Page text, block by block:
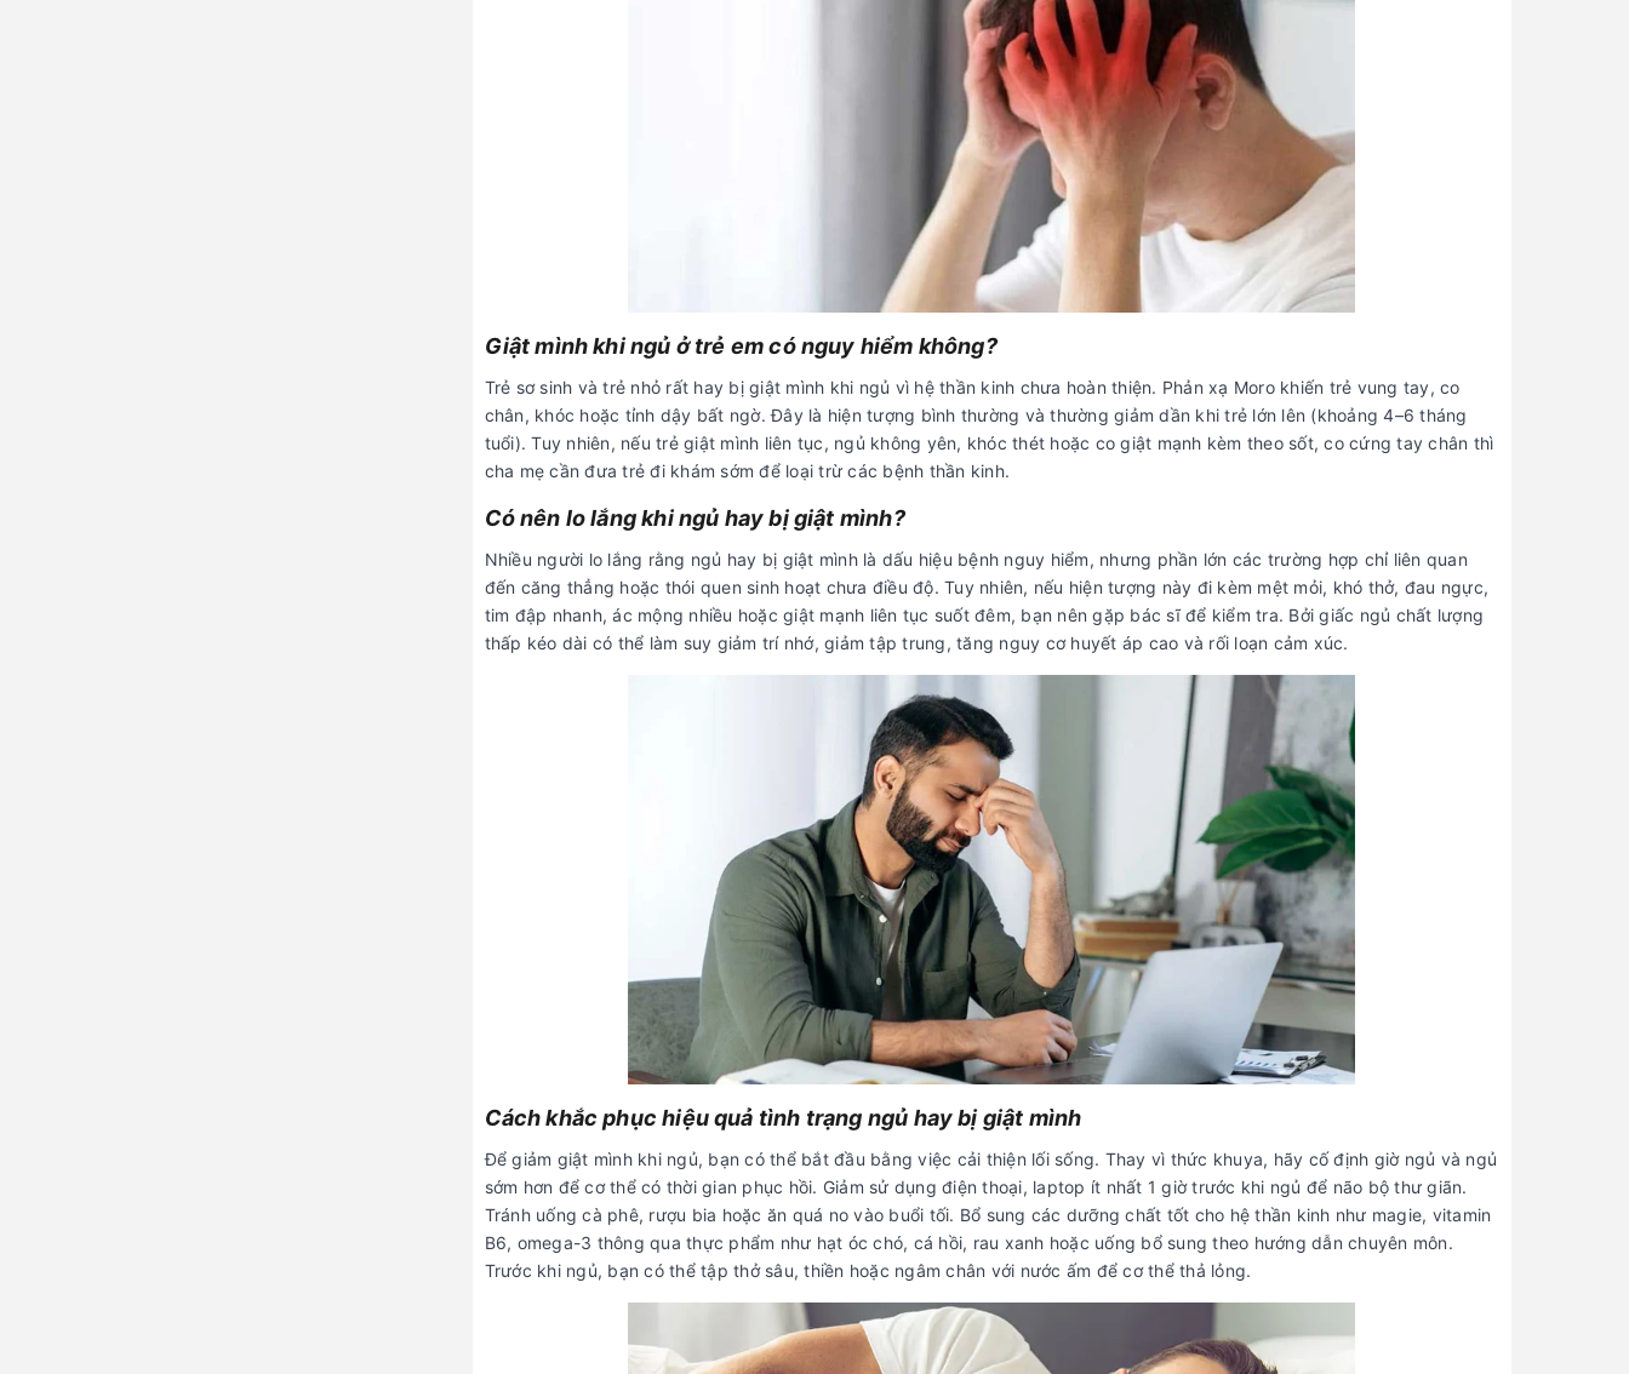
Giật mình khi ngủ ở trẻ em có nguy hiểm không?
Trẻ sơ sinh và trẻ nhỏ rất hay bị giật mình khi ngủ vì hệ thần kinh chưa hoàn thiện. Phản xạ Moro khiến trẻ vung tay, co
chân, khóc hoặc tỉnh dậy bất ngờ. Đây là hiện tượng bình thường và thường giảm dần khi trẻ lớn lên (khoảng 4–6 tháng
tuổi). Tuy nhiên, nếu trẻ giật mình liên tục, ngủ không yên, khóc thét hoặc co giật mạnh kèm theo sốt, co cứng tay chân thì
cha mẹ cần đưa trẻ đi khám sớm để loại trừ các bệnh thần kinh.
Có nên lo lắng khi ngủ hay bị giật mình?
Nhiều người lo lắng rằng ngủ hay bị giật mình là dấu hiệu bệnh nguy hiểm, nhưng phần lớn các trường hợp chỉ liên quan
đến căng thẳng hoặc thói quen sinh hoạt chưa điều độ. Tuy nhiên, nếu hiện tượng này đi kèm mệt mỏi, khó thở, đau ngực,
tim đập nhanh, ác mộng nhiều hoặc giật mạnh liên tục suốt đêm, bạn nên gặp bác sĩ để kiểm tra. Bởi giấc ngủ chất lượng
thấp kéo dài có thể làm suy giảm trí nhớ, giảm tập trung, tăng nguy cơ huyết áp cao và rối loạn cảm xúc.
Cách khắc phục hiệu quả tình trạng ngủ hay bị giật mình
Để giảm giật mình khi ngủ, bạn có thể bắt đầu bằng việc cải thiện lối sống. Thay vì thức khuya, hãy cố định giờ ngủ và ngủ
sớm hơn để cơ thể có thời gian phục hồi. Giảm sử dụng điện thoại, laptop ít nhất 1 giờ trước khi ngủ để não bộ thư giãn.
Tránh uống cà phê, rượu bia hoặc ăn quá no vào buổi tối. Bổ sung các dưỡng chất tốt cho hệ thần kinh như magie, vitamin
B6, omega-3 thông qua thực phẩm như hạt óc chó, cá hồi, rau xanh hoặc uống bổ sung theo hướng dẫn chuyên môn.
Trước khi ngủ, bạn có thể tập thở sâu, thiền hoặc ngâm chân với nước ấm để cơ thể thả lỏng.